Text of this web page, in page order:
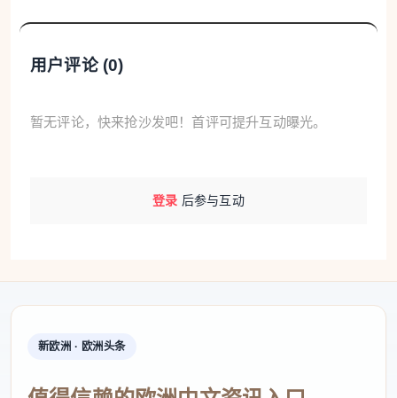
里修改提示词，重新约束光影范围，再次点击“生
过去，他已经能独当一面，因此主动请缨参与了公司
流程、判断复杂的连续工作。在高韩浩的电脑桌面
用户评论 (0)
暂无评论，快来抢沙发吧！首评可提升互动曝光。
登录 后参与互动
新欧洲 · 欧洲头条